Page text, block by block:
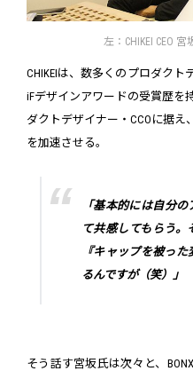
左：CHIKEI CEO
CHIKEIは、数多くのプロダク
iFデザインアワードの受賞歴を
ダクトデザイナー・CCOに据
を加速させる。
「基本的には自分
て共感してもらう
『キャップを被っ
るんですが（笑）」
そう話す宮坂氏は次々と、